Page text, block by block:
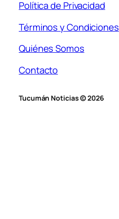
Política de Privacidad
Términos y Condiciones
Quiénes Somos
Contacto
Tucumán Noticias © 2026